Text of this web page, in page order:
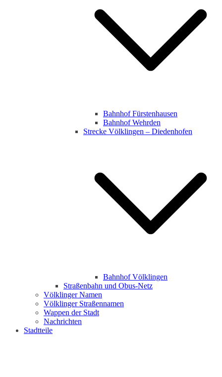
Bahnhof Fürstenhausen
Bahnhof Wehrden
Strecke Völklingen – Diedenhofen
Bahnhof Völklingen
Straßenbahn und Obus-Netz
Völklinger Namen
Völklinger Straßennamen
Wappen der Stadt
Nachrichten
Stadtteile